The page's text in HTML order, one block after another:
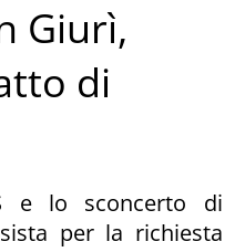
Giurì,
di
e lo sconcerto di
per la richiesta